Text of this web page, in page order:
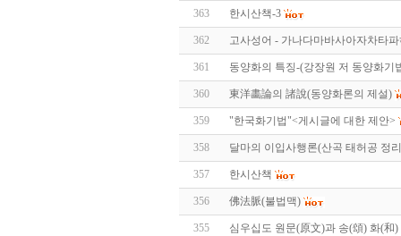
363 한시산책-3
362 고사성어 - 가나다마바사아자차타
361 동양화의 특징-(강장원 저 동양화기
360 東洋畵論의 諸說(동양화론의 제설)
359 "한국화기법"<게시글에 대한 제안>
358 달마의 이입사행론(산곡 태허공 정
357 한시산책
356 佛法脈(불법맥)
355 심우십도 원문(原文)과 송(頌) 화(和)